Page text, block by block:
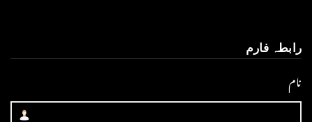
رابطہ فارم
نام